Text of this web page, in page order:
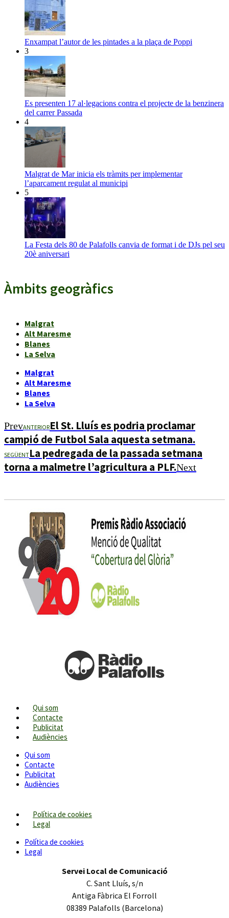
Enxampat l’autor de les pintades a la plaça de Poppi
3
Es presenten 17 al·legacions contra el projecte de la benzinera
del carrer Passada
4
Malgrat de Mar inicia els tràmits per implementar
l’aparcament regulat al municipi
5
La Festa dels 80 de Palafolls canvia de format i de DJs pel seu
20è aniversari
Àmbits geogràfics
Malgrat
Alt Maresme
Blanes
La Selva
Malgrat
Alt Maresme
Blanes
La Selva
PrevANTERIOREl St. Lluís es podria proclamar
campió de Futbol Sala aquesta setmana.
SEGÜENTLa pedregada de la passada setmana
torna a malmetre l’agricultura a PLF.Next
Qui som
Contacte
Publicitat
Audiències
Qui som
Contacte
Publicitat
Audiències
Política de cookies
Legal
Política de cookies
Legal
Servei Local de Comunicació
C. Sant Lluís, s/n
Antiga Fàbrica El Forroll
08389 Palafolls (Barcelona)